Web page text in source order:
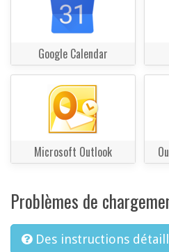
Google Calendar
Microsoft Outlook
Problèmes de
Des instructions